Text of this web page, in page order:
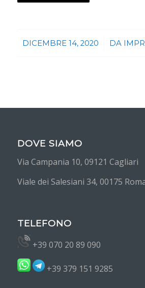
DICEMBRE 14, 2020
/ DA
DOVE SIAMO
Via Campania 10, 09121 Cagliari
Viale dei Salesiani 34, 00175
TELEFONO
+39 070 20 89 090
+39 379 151 9285